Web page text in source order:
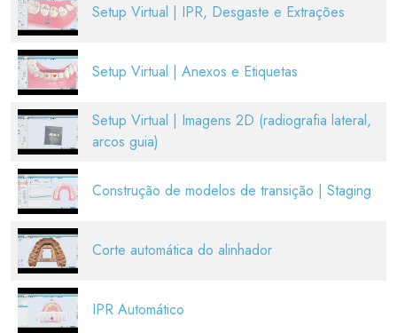
Setup Virtual | IPR, Desgaste e Extrações
Setup Virtual | Anexos e Etiquetas
Setup Virtual | Imagens 2D (radiografia lateral,
arcos guia)
Construção de modelos de transição | Staging
Corte automática do alinhador
IPR Automático